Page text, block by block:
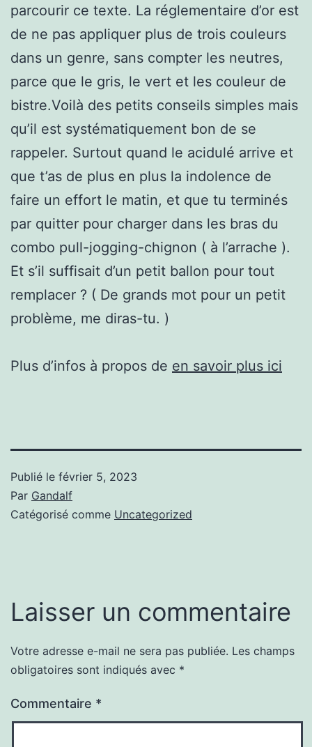
parcourir ce texte. La réglementaire d’or est
de ne pas appliquer plus de trois couleurs
dans un genre, sans compter les neutres,
parce que le gris, le vert et les couleur de
bistre.Voilà des petits conseils simples mais
qu’il est systématiquement bon de se
rappeler. Surtout quand le acidulé arrive et
que t’as de plus en plus la indolence de
faire un effort le matin, et que tu terminés
par quitter pour charger dans les bras du
combo pull-jogging-chignon ( à l’arrache ).
Et s’il suffisait d’un petit ballon pour tout
remplacer ? ( De grands mot pour un petit
problème, me diras-tu. )
Plus d’infos à propos de en savoir plus ici
Publié le février 5, 2023
Par Gandalf
Catégorisé comme Uncategorized
Laisser un commentaire
Votre adresse e-mail ne sera pas publiée. Les champs
obligatoires sont indiqués avec *
Commentaire *